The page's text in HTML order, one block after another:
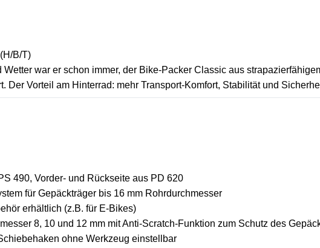
B/T)
Wetter war er schon immer, der Bike-Packer Classic aus
Der Vorteil am Hinterrad: mehr Transport-Komfort, Stabilität und
490, Vorder- und Rückseite aus PD 620
für Gepäckträger bis 16 mm Rohrdurchmesser
erhältlich (z.B. für E-Bikes)
8, 10 und 12 mm mit Anti-Scratch-Funktion zum Schutz des
ohne Werkzeug einstellbar